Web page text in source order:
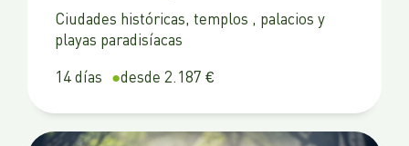
Ciudades históricas, templos , palacios y
playas paradisíacas
14 días
desde 2.187 €